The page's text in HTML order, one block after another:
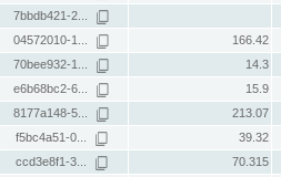
7bbdb421-2...
04572010-1... 166.42
70bee932-1... 14.3
e6b68bc2-6... 15.9
8177a148-5... 213.07
f5bc4a51-0... 39.32
ccd3e8f1-3... 70.315